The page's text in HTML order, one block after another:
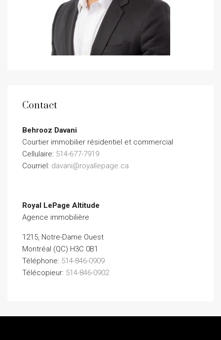
Contact
Behrooz Davani
Courtier immobilier résidentiel et commercial
Cellulaire: 514-677-7919
Courriel: davani@royallepage.ca
Royal LePage Altitude
Agence immobilière
1215, Notre-Dame Ouest
Montréal (QC) H3C 0B1
Téléphone: 514-846-0909
Télécopieur: 514-846-0902